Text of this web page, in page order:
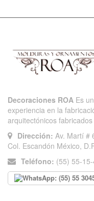
Decoraciones ROA Es
experiencia en la
arquitectónicos
Dirección: Av. Martí #
Col. Escandón México,
Teléfono: (55) 55-